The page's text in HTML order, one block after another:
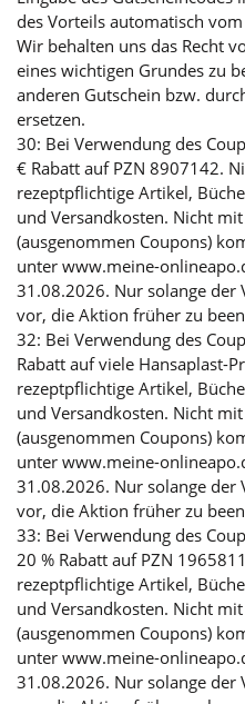
des Vorteils automatisch
Wir behalten uns das Recht
eines wichtigen Grundes zu
anderen Gutschein bzw.
ersetzen.
30: Bei Verwendung des
€ Rabatt auf PZN 8907142.
rezeptpflichtige Artikel,
und Versandkosten. Nicht
(ausgenommen Coupons)
unter www.meine-
31.08.2026. Nur solange der
vor, die Aktion früher zu
32: Bei Verwendung des
Rabatt auf viele Hansaplast-
rezeptpflichtige Artikel,
und Versandkosten. Nicht
(ausgenommen Coupons)
unter www.meine-
31.08.2026. Nur solange der
vor, die Aktion früher zu
33: Bei Verwendung des
20 % Rabatt auf PZN
rezeptpflichtige Artikel,
und Versandkosten. Nicht
(ausgenommen Coupons)
unter www.meine-
31.08.2026. Nur solange der